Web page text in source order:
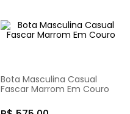
Bota Masculina Casual
Fascar Marrom Em Couro